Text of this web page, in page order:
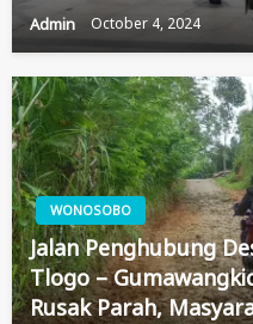
Admin October 4, 2024
WONOSOBO
Jalan Penghubung
Tlogo –
Rusak Parah,